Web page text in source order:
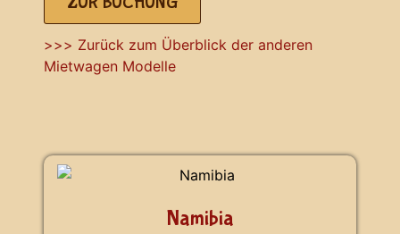
>>> Zurück zum Überblick der anderen
Mietwagen Modelle
Namibia